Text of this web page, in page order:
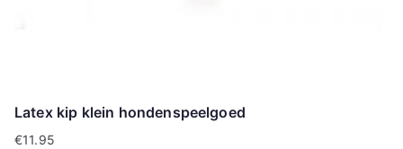
Latex kip klein hondenspeelgoed
€11.95